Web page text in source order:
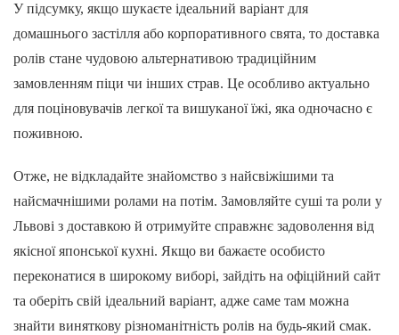
У підсумку, якщо шукаєте ідеальний варіант для
домашнього застілля або корпоративного свята, то доставка
ролів стане чудовою альтернативою традиційним
замовленням піци чи інших страв. Це особливо актуально
для поціновувачів легкої та вишуканої їжі, яка одночасно є
поживною.
Отже, не відкладайте знайомство з найсвіжішими та
найсмачнішими ролами на потім. Замовляйте суші та роли у
Львові з доставкою й отримуйте справжнє задоволення від
якісної японської кухні. Якщо ви бажаєте особисто
переконатися в широкому виборі, зайдіть на офіційний сайт
та оберіть свій ідеальний варіант, адже саме там можна
знайти виняткову різноманітність ролів на будь-який смак.